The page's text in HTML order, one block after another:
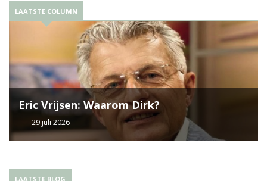
LAATSTE COLUMN
Eric Vrijsen: Waarom Dirk?
29 juli 2026
LAATSTE BLOG